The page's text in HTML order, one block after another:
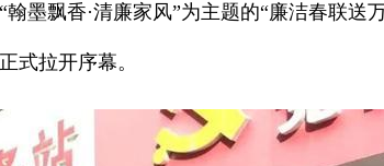
墨飘香·清廉家风”为主题的“廉洁春联送
式拉开序幕。